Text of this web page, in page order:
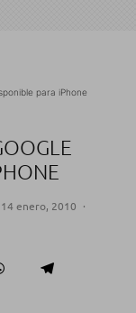
para iPhone
14 enero, 2010 ·